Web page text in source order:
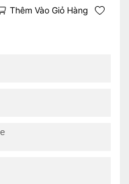
80mm
Thêm Vào Giỏ Hàng